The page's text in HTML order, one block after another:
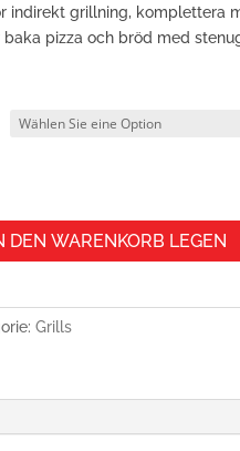
indirekt grillning, komplettera
pizza och bröd med
DEN WARENKORB LEGEN
Grills